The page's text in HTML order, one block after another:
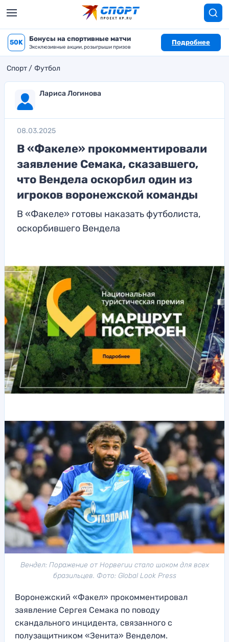
50K Бонусы на спортивные матчи
Эксклюзивные акции, розыгрыши призов
Подробнее
Спорт Футбол
Лариса Логинова
08.03.2025
В «Факеле» прокомментировали
заявление Семака, сказавшего,
что Вендела оскорбил один из
игроков воронежской команды
В «Факеле» готовы наказать футболиста,
оскорбившего Вендела
Вендел: Поражение от Норвегии стало шоком для всех
бразильцев. Фото: Global Look Press
Воронежский «Факел» прокомментировал
заявление Сергея Семака по поводу
скандального инцидента, связанного с
полузащитником «Зенита» Венделом.